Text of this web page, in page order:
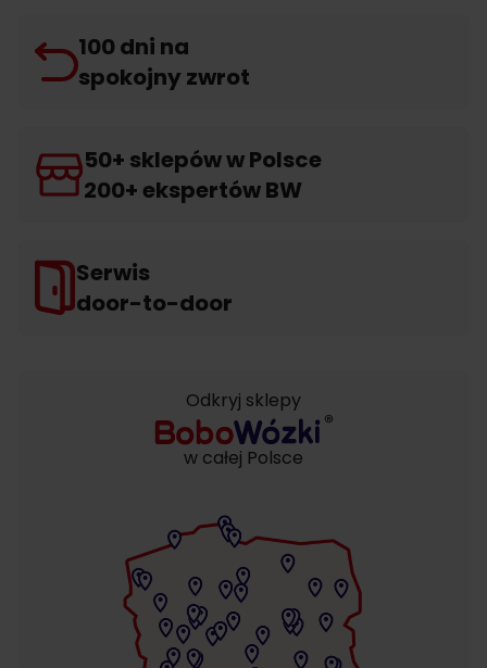
100 dni na
spokojny zwrot
50+ sklepów w Polsce
200+ ekspertów BW
Serwis
door-to-door
Odkryj sklepy
w całej Polsce